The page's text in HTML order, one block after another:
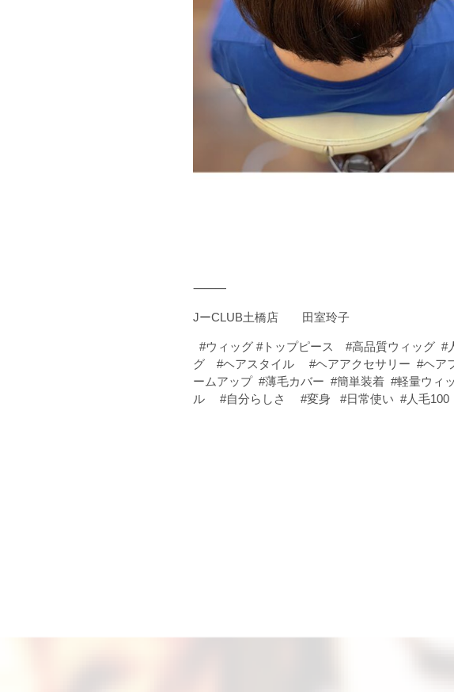
⸻
JーCLUB土橋店 田室玲子
#ウィッグ #トップピース #高品質ウィッグ
グ #ヘアスタイル #ヘアアクセサリー #ヘア
ームアップ #薄毛カバー #簡単装着 #軽量ウ
ル #自分らしさ #変身 #日常使い #人毛100